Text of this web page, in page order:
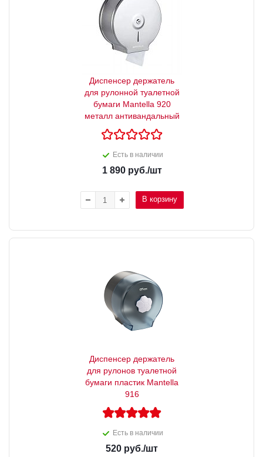
Диспенсер держатель
для рулонной туалетной
бумаги Mantella 920
металл антивандальный
Есть в наличии
1 890руб./шт
В корзину
Диспенсер держатель
для рулонов туалетной
бумаги пластик Mantella
916
Есть в наличии
520 руб./шт